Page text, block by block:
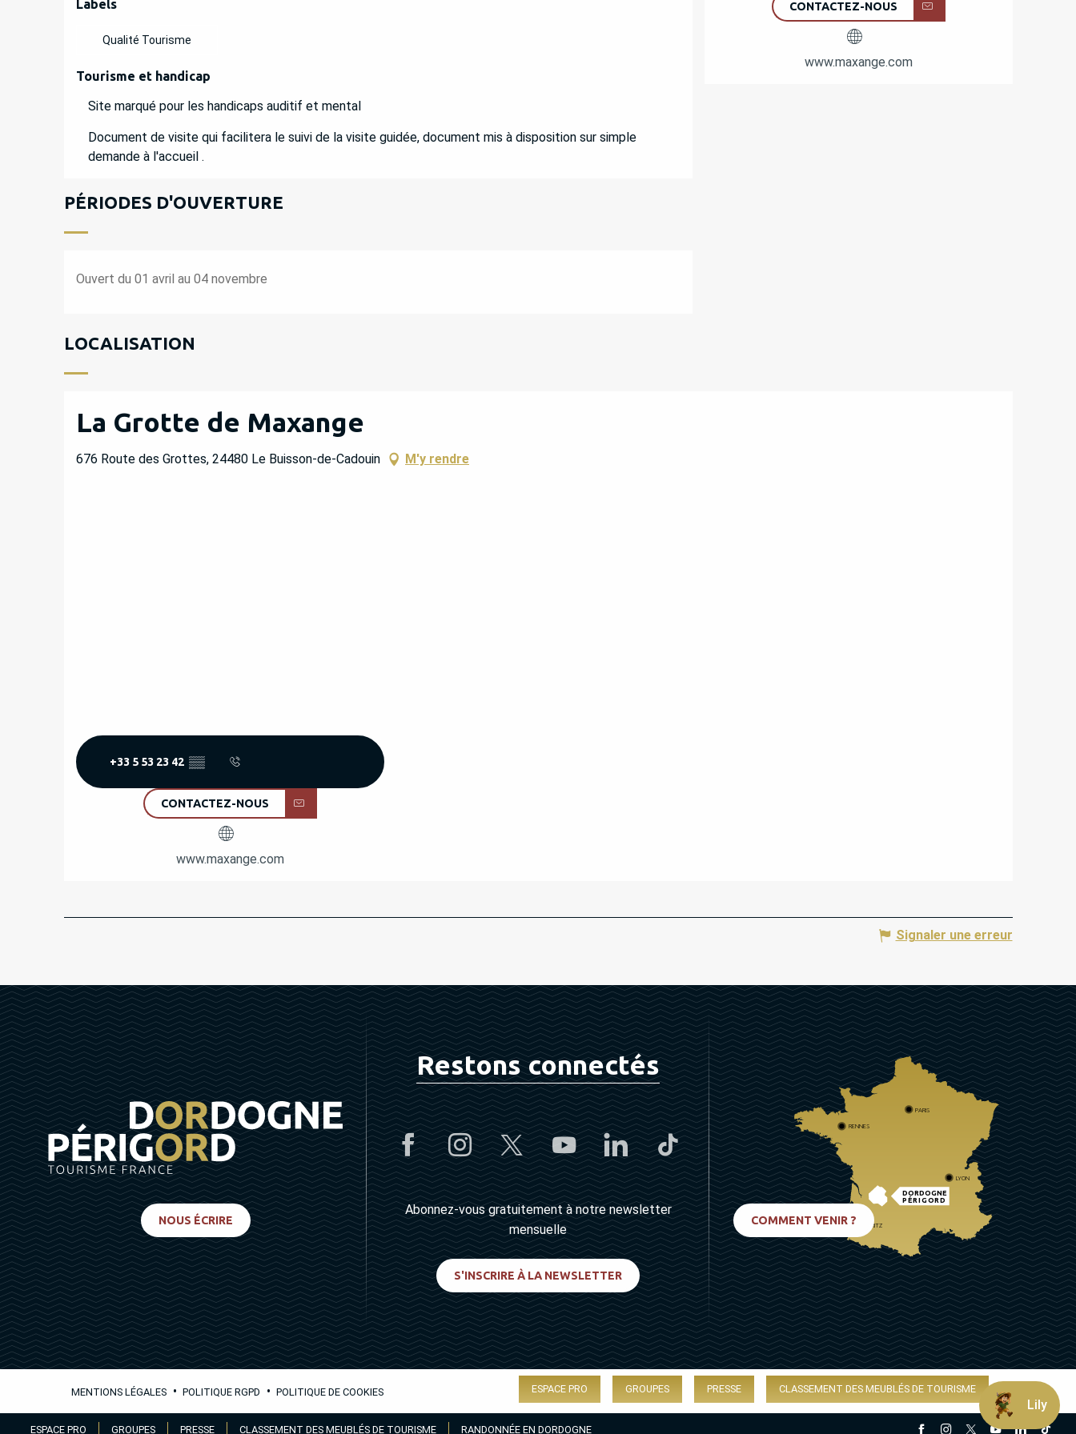
ESPACE PRO GROUPES PRESSE CLASSEMENT DES MEUBLÉS DE TOURISME RANDONNÉE EN DORDOGNE
CONTACTEZ-NOUS
www.maxange.com
Labels
Labels
Qualité Tourisme
Tourisme et handicap
Site marqué pour les handicaps auditif et mental
Document de visite qui facilitera le suivi de la visite guidée, document mis à disposition sur simple
demande à l'accueil .
PÉRIODES D'OUVERTURE
Ouvert du 01 avril au 04 novembre
LOCALISATION
La Grotte de Maxange
676 Route des Grottes, 24480 Le Buisson-de-Cadouin M'y rendre
+33 5 53 23 42 ▒▒
CONTACTEZ-NOUS
www.maxange.com
Signaler une erreur
NOUS ÉCRIRE
Restons connectés
Abonnez-vous gratuitement à notre newsletter
mensuelle
S'INSCRIRE À LA NEWSLETTER
DORDOGNE
PÉRIGORD
PARIS
RENNES
LYON
BIARRITZ
COMMENT VENIR ?
MENTIONS LÉGALES • POLITIQUE RGPD • POLITIQUE DE COOKIES ESPACE PRO GROUPES PRESSE CLASSEMENT DES MEUBLÉS DE TOURISME
Lily